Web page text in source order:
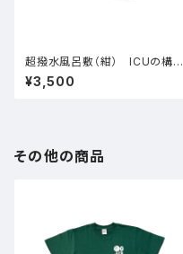
超撥水風呂敷（紺） ICUの構図
柄
¥3,500
その他の商品